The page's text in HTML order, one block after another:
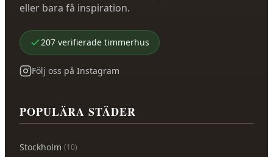
eller bara få inspiration.
207 verifierade timmerhus
Följ oss på Instagram
POPULÄRA STÄDER
Stockholm (10)